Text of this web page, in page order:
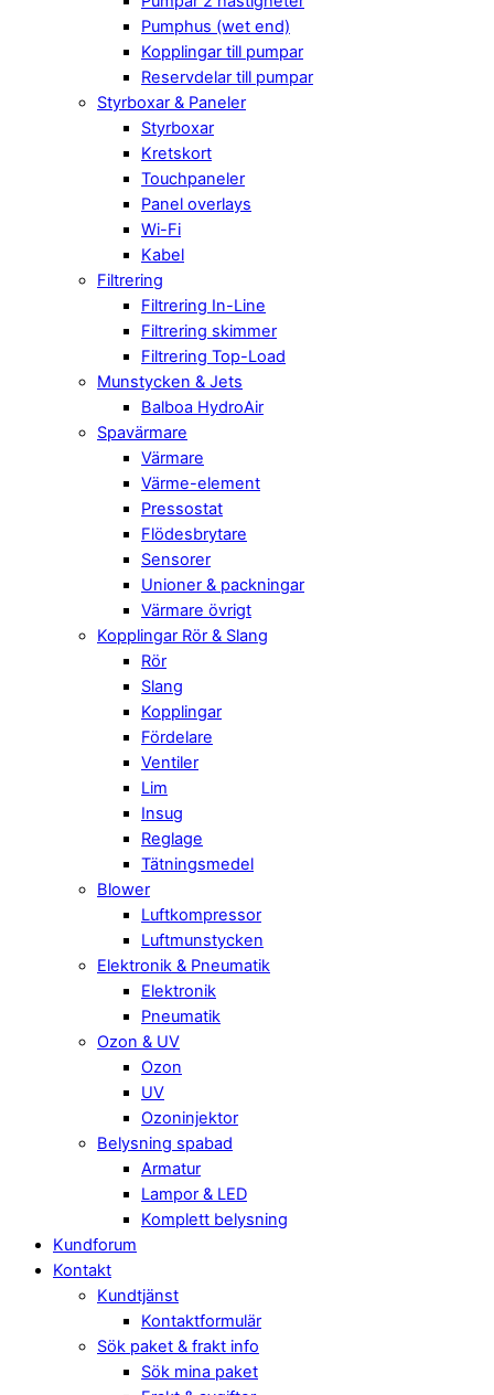
Pumphus (wet end)
Kopplingar till pumpar
Reservdelar till pumpar
Styrboxar & Paneler
Styrboxar
Kretskort
Touchpaneler
Panel overlays
Wi-Fi
Kabel
Filtrering
Filtrering In-Line
Filtrering skimmer
Filtrering Top-Load
Munstycken & Jets
Balboa HydroAir
Spavärmare
Värmare
Värme-element
Pressostat
Flödesbrytare
Sensorer
Unioner & packningar
Värmare övrigt
Kopplingar Rör & Slang
Rör
Slang
Kopplingar
Fördelare
Ventiler
Lim
Insug
Reglage
Tätningsmedel
Blower
Luftkompressor
Luftmunstycken
Elektronik & Pneumatik
Elektronik
Pneumatik
Ozon & UV
Ozon
UV
Ozoninjektor
Belysning spabad
Armatur
Lampor & LED
Komplett belysning
Kundforum
Kontakt
Kundtjänst
Kontaktformulär
Sök paket & frakt info
Sök mina paket